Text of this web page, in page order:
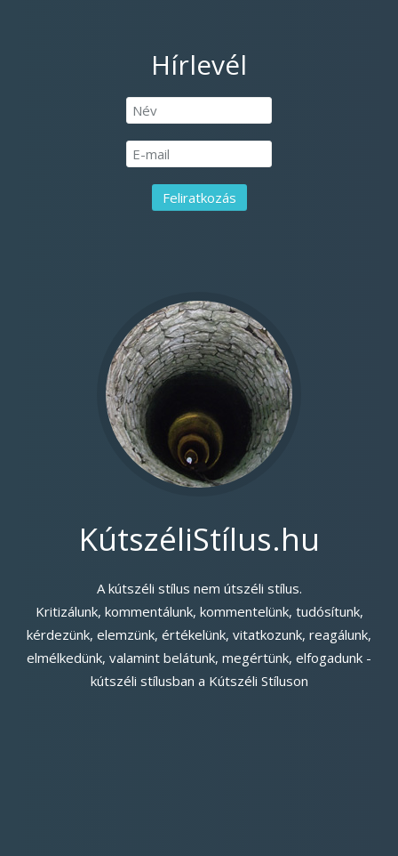
Hírlevél
KútszéliStílus.hu
A kútszéli stílus nem útszéli stílus.
Kritizálunk, kommentálunk, kommentelünk, tudósítunk,
kérdezünk, elemzünk, értékelünk, vitatkozunk, reagálunk,
elmélkedünk, valamint belátunk, megértünk, elfogadunk -
kútszéli stílusban a Kútszéli Stíluson